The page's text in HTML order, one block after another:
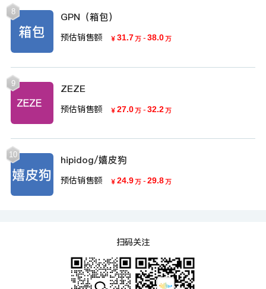
8 GPN（箱包）
预估销售额 ￥ 31.7万 - 38.0万
9 ZEZE
预估销售额 ￥ 27.0万 - 32.2万
10 hipidog/嬉皮狗
预估销售额 ￥ 24.9万 - 29.8万
扫码关注